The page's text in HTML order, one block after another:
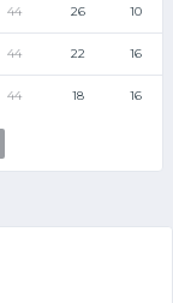
44 26 10
44 22 16
44 18 16